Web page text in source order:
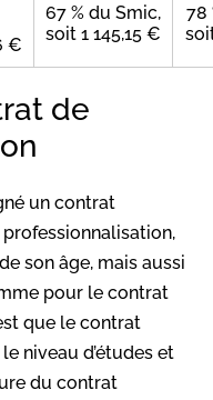
€
67 % du Smic,
soit 1 145,15 €
78
de
un contrat
son âge, mais aussi
pour le contrat
que le contrat
niveau d’études et
du contrat